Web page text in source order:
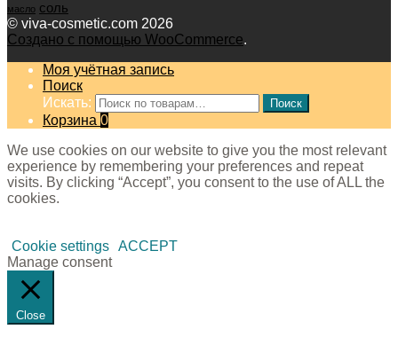
масло соль
© viva-cosmetic.com 2026
Создано с помощью WooCommerce.
Моя учётная запись
Поиск
Искать:
Поиск
Корзина 0
We use cookies on our website to give you the most relevant
experience by remembering your preferences and repeat
visits. By clicking “Accept”, you consent to the use of ALL the
cookies.
Cookie settings ACCEPT
Manage consent
Close